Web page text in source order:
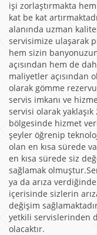
işi zorlaştırmakta
kat be kat
alanında uzman
servisimize ulaşarak
hem sizin banyonuzun
açısından hem de
maliyetler açısından
olarak gömme
servis imkanı ve
servisi olarak
bölgesinde hizmet
şeyler öğrenip
olan en kısa sürede
en kısa sürede siz
sağlamak
ya da arıza
içerisinde sizlerin
değişim
yetkili servislerinden
olacaktır.